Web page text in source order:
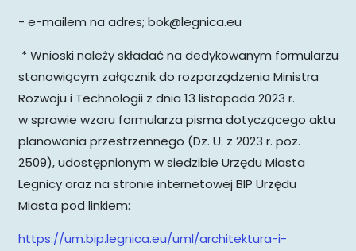
- e-mailem na adres; bok@legnica.eu
* Wnioski należy składać na dedykowanym formularzu
stanowiącym załącznik do rozporządzenia Ministra
Rozwoju i Technologii z dnia 13 listopada 2023 r.
w sprawie wzoru formularza pisma dotyczącego aktu
planowania przestrzennego (Dz. U. z 2023 r. poz.
2509), udostępnionym w siedzibie Urzędu Miasta
Legnicy oraz na stronie internetowej BIP Urzędu
Miasta pod linkiem:
https://um.bip.legnica.eu/uml/architektura-i-